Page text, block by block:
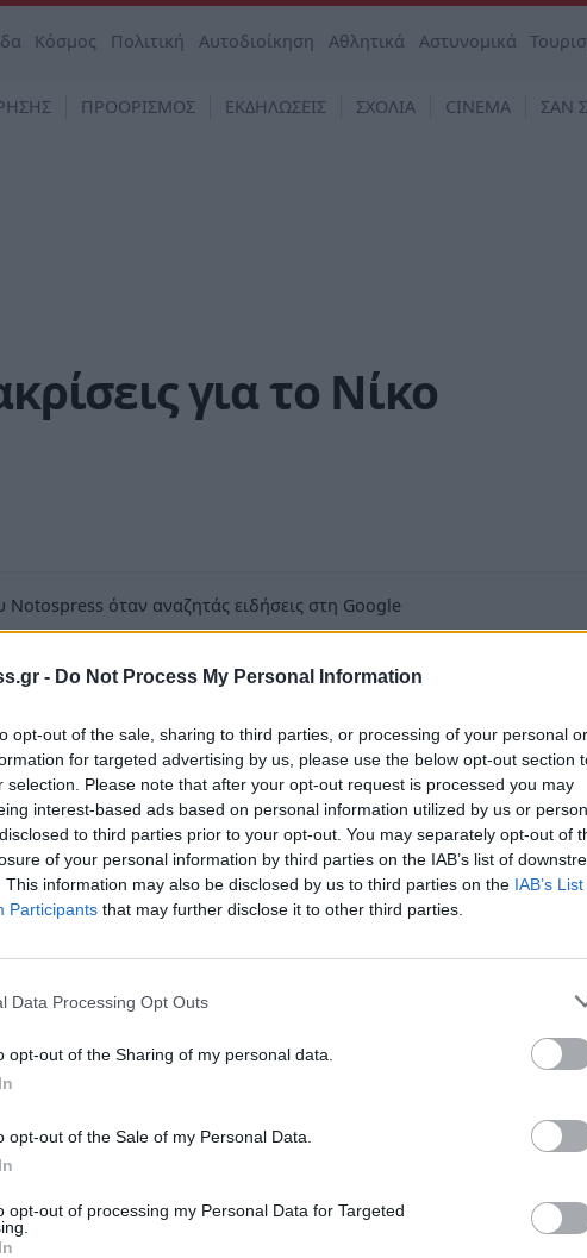
- Do Not Process My Personal Information
opt-out of the sale, sharing to third parties, or processing of your personal or
for targeted advertising by us, please use the below opt-out section
selection. Please note that after your opt-out request is processed you may
interest-based ads based on personal information utilized by us or
to third parties prior to your opt-out. You may separately opt-out of
of your personal information by third parties on the IAB’s list of
This information may also be disclosed by us to third parties on the IAB’s
Participants that may further disclose it to other third parties.
Data Processing Opt Outs
opt-out of the Sharing of my personal data.
opt-out of the Sale of my Personal Data.
opt-out of processing my Personal Data for Targeted
Κόσμος Πολιτική Αυτοδιοίκηση Αθλητικά Αστυνομικά
ΠΡΟΟΡΙΣΜΟΣ ΕΚΔΗΛΩΣΕΙΣ ΣΧΟΛΙΑ CINEMA ΣΑΝ
για το Νίκο
όταν αναζητάς ειδήσεις στη Google
αποτελέσματα της Google
πλούσιο ενεργητικό του ο Σπαρτιάτης
πρώτος στον αγώνα 16 χλμ
3 Απριλίου. Ο καταξιωμένος
επίδοση που τον έφερε στη δεύτερη
οι Σπαρτιάτες δρομείς Ρούλα
Σταυρόπουλος, Νίκος Μπακής,